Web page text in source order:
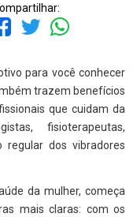
para você conhecer
trazem benefícios
que cuidam da
fisioterapeutas,
dos vibradores
da mulher, começa
mais claras: com os